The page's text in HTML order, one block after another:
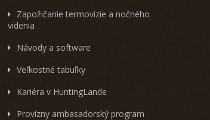
Zapožičanie termovízie a nočného
videnia
Návody a software
Veľkostné tabuľky
Kariéra v HuntingLande
Provízny ambasadorský program